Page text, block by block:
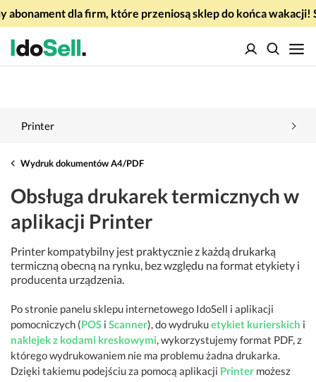
abonament dla firm, które przeniosą sklep do końca wakacji!
Printer
Wydruk dokumentów A4/PDF
Obsługa drukarek termicznych w
aplikacji Printer
Printer kompatybilny jest praktycznie z każdą drukarką
termiczną obecną na rynku, bez względu na format etykiety i
producenta urządzenia.
Po stronie panelu sklepu internetowego IdoSell i aplikacji
pomocniczych (POS i Scanner), do wydrukuetykiet kurierskich i
naklejek z kodami kreskowymi, wykorzystujemy format PDF, z
którego wydrukowaniem nie ma problemu żadna drukarka.
Dzięki takiemu podejściu za pomocą aplikacji Printer możesz